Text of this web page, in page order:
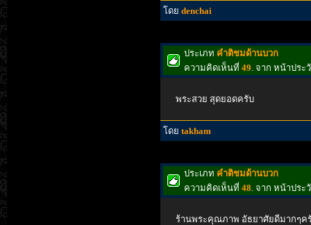
โดย denchai
ประเภท คำติชมด้านบวก
ความคิดเห็นที่ 49. จาก หน้าประ
พระสวย สุดยอดครับ
โดย takham
ประเภท คำติชมด้านบวก
ความคิดเห็นที่ 48. จาก หน้าประ
ร้านพระคุณภาพ อัธยาศัยดีมากๆค